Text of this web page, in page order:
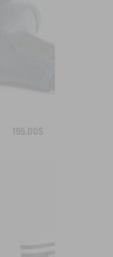
195,00$